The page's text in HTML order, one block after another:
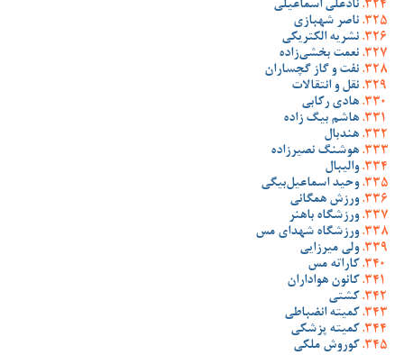
نادعلی اسماعیلی
ناصر شهبازی
نشریه الکتریکی
نعمت بخشی‌زاده
نفت و گاز گچساران
نقل و انتقالات
هادی رکابی
هاشم بیگ زاده
هندبال
هوشنگ نصیرزاده
والیبال
وحید اسماعیل‌بیگی
ورزش همگانی
ورزشگاه باهنر
ورزشگاه شهدای مس
ولی میرزایی
کاراته مس
کانون هواداران
کشتی
کمیته انضباطی
کمیته پزشکی
کوروش ملکی